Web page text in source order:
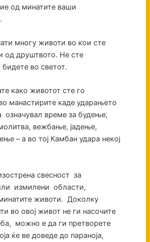
од минатите ваши
многу животи во кои сте
од друштвото. Не сте
бидете во светот.
како животот сте го
манастирите каде ударањето
означувал време за будење,
вежбање, јадење,
– а во тој Камбан удара некој
свесност за
измилени области,
животи. Доколку
во овој живот не ги насочите
можно е да ги претворете
ќе ве доведе до параноја,